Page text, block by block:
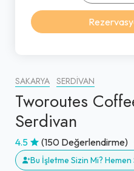
SAKARYA SERDIVAN
Tworoutes
Serdivan
4.5 (150 Değerlendirme)
Bu İşletme Sizin Mi?